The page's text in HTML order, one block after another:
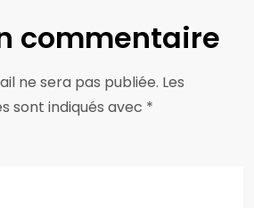
commentaire
ne sera pas publiée. Les
sont indiqués avec *